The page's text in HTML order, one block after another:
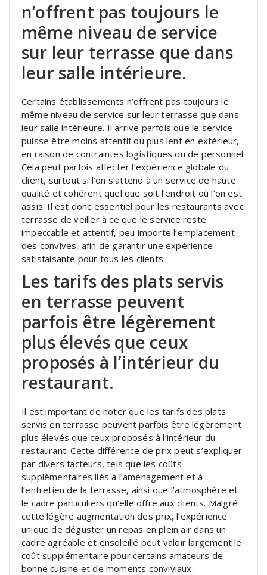
n’offrent pas toujours le
même niveau de service
sur leur terrasse que dans
leur salle intérieure.
Certains établissements n’offrent pas toujours le
même niveau de service sur leur terrasse que dans
leur salle intérieure. Il arrive parfois que le service
puisse être moins attentif ou plus lent en extérieur,
en raison de contraintes logistiques ou de personnel.
Cela peut parfois affecter l’expérience globale du
client, surtout si l’on s’attend à un service de haute
qualité et cohérent quel que soit l’endroit où l’on est
assis. Il est donc essentiel pour les restaurants avec
terrasse de veiller à ce que le service reste
impeccable et attentif, peu importe l’emplacement
des convives, afin de garantir une expérience
satisfaisante pour tous les clients.
Les tarifs des plats servis
en terrasse peuvent
parfois être légèrement
plus élevés que ceux
proposés à l’intérieur du
restaurant.
Il est important de noter que les tarifs des plats
servis en terrasse peuvent parfois être légèrement
plus élevés que ceux proposés à l’intérieur du
restaurant. Cette différence de prix peut s’expliquer
par divers facteurs, tels que les coûts
supplémentaires liés à l’aménagement et à
l’entretien de la terrasse, ainsi que l’atmosphère et
le cadre particuliers qu’elle offre aux clients. Malgré
cette légère augmentation des prix, l’expérience
unique de déguster un repas en plein air dans un
cadre agréable et ensoleillé peut valoir largement le
coût supplémentaire pour certains amateurs de
bonne cuisine et de moments conviviaux.